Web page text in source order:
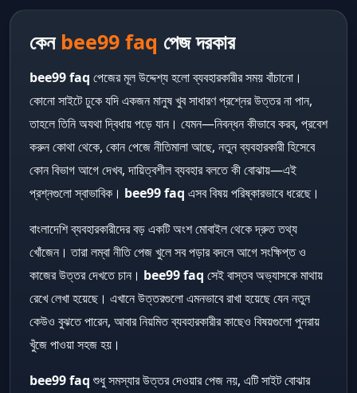
কেন bee99 faq পেজ দরকার
bee99 faq পেজের মূল উদ্দেশ্য হলো ব্যবহারকারীর সময় বাঁচানো।
কোনো সাইটে ঢুকে যদি একজন মানুষ খুব সাধারণ প্রশ্নের উত্তর না পান,
তাহলে তিনি অযথা দ্বিধায় পড়ে যান। যেমন—নিবন্ধন কীভাবে করব, প্রবেশ
করুন কোথা থেকে, কোন পেজে নীতিমালা আছে, নতুন ব্যবহারকারী হিসেবে
কোন বিভাগ আগে দেখব, দায়িত্বশীল ব্যবহার বলতে কী বোঝায়—এই
প্রশ্নগুলো স্বাভাবিক। bee99 faq এসব বিষয় পরিষ্কারভাবে ধরেছে।
বাংলাদেশি ব্যবহারকারীদের বড় একটি অংশ মোবাইল থেকে দ্রুত তথ্য
খোঁজেন। তারা লম্বা নীতি পেজ খুলে সব পড়ার বদলে আগে সংক্ষিপ্ত ও
কাজের উত্তর দেখতে চান। bee99 faq সেই বাস্তব অভ্যাসকে মাথায়
রেখে লেখা হয়েছে। এখানে উত্তরগুলো এমনভাবে রাখা হয়েছে যেন নতুন
কেউও বুঝতে পারেন, আবার নিয়মিত ব্যবহারকারীর কাছেও বিষয়গুলো পুনরায়
খুঁজে পাওয়া সহজ হয়।
bee99 faqশুধু সমস্যার উত্তর দেওয়ার পেজ নয়, এটি সাইট বোঝার